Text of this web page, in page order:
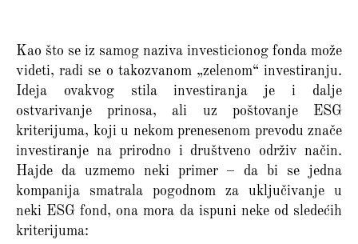
Kao što se iz samog naziva investicionog fonda može
videti, radi se o takozvanom „zelenom“ investiranju.
Ideja ovakvog stila investiranja je i dalje
ostvarivanje prinosa, ali uz poštovanje ESG
kriterijuma, koji u nekom prenesenom prevodu znače
investiranje na prirodno i društveno održiv način.
Hajde da uzmemo neki primer – da bi se jedna
kompanija smatrala pogodnom za uključivanje u
neki ESG fond, ona mora da ispuni neke od sledećih
kriterijuma: